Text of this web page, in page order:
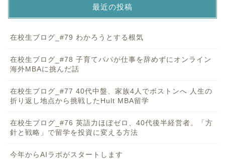
最近の投稿
在校生ブログ_#79 わかろうとする根気
在校生ブログ_#78 子育てパパが仕事を辞めずにオンライン
海外MBAに挑んだ話
在校生ブログ_#77 40代中盤、家族4人でボストンへ 人生の
折り返し地点から挑戦したHult MBA留学
在校生ブログ_#76 英語力ほぼゼロ、40代後半経営者。「方
針と戦略」で留学を投資に変える方法
今年からAIラボがスタートします